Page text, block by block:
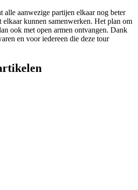
alle aanwezige partijen elkaar nog beter
elkaar kunnen samenwerken. Het plan om
ook met open armen ontvangen. Dank
en voor iedereen die deze tour